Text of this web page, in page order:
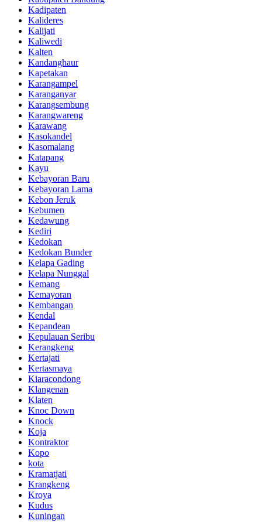
Kadipaten
Kalideres
Kalijati
Kaliwedi
Kalten
Kandanghaur
Kapetakan
Karangampel
Karanganyar
Karangsembung
Karangwareng
Karawang
Kasokandel
Kasomalang
Katapang
Kayu
Kebayoran Baru
Kebayoran Lama
Kebon Jeruk
Kebumen
Kedawung
Kediri
Kedokan
Kedokan Bunder
Kelapa Gading
Kelapa Nunggal
Kemang
Kemayoran
Kembangan
Kendal
Kepandean
Kepulauan Seribu
Kerangkeng
Kertajati
Kertasmaya
Kiaracondong
Klangenan
Klaten
Knoc Down
Knock
Koja
Kontraktor
Kopo
kota
Kramatjati
Krangkeng
Kroya
Kudus
Kuningan